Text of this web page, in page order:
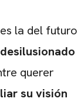
la del futuro
desilusionado
querer
su visión